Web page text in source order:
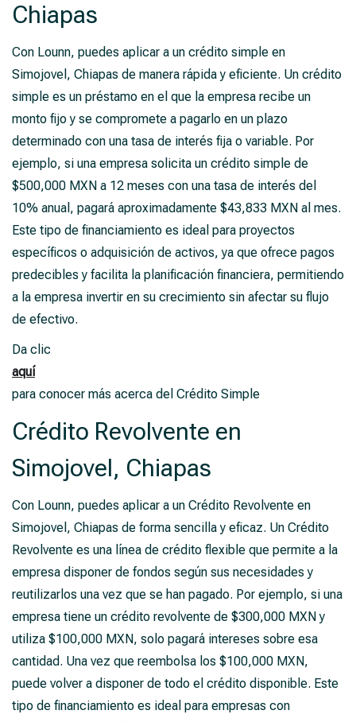
Chiapas
Con Lounn, puedes aplicar a un crédito simple en
Simojovel, Chiapas de manera rápida y eficiente. Un crédito
simple es un préstamo en el que la empresa recibe un
monto fijo y se compromete a pagarlo en un plazo
determinado con una tasa de interés fija o variable. Por
ejemplo, si una empresa solicita un crédito simple de
$500,000 MXN a 12 meses con una tasa de interés del
10% anual, pagará aproximadamente $43,833 MXN al mes.
Este tipo de financiamiento es ideal para proyectos
específicos o adquisición de activos, ya que ofrece pagos
predecibles y facilita la planificación financiera, permitiendo
a la empresa invertir en su crecimiento sin afectar su flujo
de efectivo.
Da clic
aquí
para conocer más acerca del Crédito Simple
Crédito Revolvente en
Simojovel, Chiapas
Con Lounn, puedes aplicar a un Crédito Revolvente en
Simojovel, Chiapas de forma sencilla y eficaz. Un Crédito
Revolvente es una línea de crédito flexible que permite a la
empresa disponer de fondos según sus necesidades y
reutilizarlos una vez que se han pagado. Por ejemplo, si una
empresa tiene un crédito revolvente de $300,000 MXN y
utiliza $100,000 MXN, solo pagará intereses sobre esa
cantidad. Una vez que reembolsa los $100,000 MXN,
puede volver a disponer de todo el crédito disponible. Este
tipo de financiamiento es ideal para empresas con